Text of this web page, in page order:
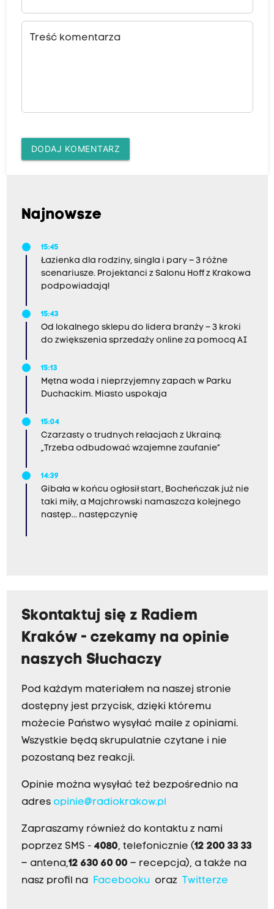
Treść komentarza
DODAJ KOMENTARZ
Najnowsze
15:45
Łazienka dla rodziny, singla i pary – 3 różne
scenariusze. Projektanci z Salonu Hoff z Krakowa
podpowiadają!
15:43
Od lokalnego sklepu do lidera branży – 3 kroki
do zwiększenia sprzedaży online za pomocą AI
15:13
Mętna woda i nieprzyjemny zapach w Parku
Duchackim. Miasto uspokaja
15:04
Czarzasty o trudnych relacjach z Ukrainą:
„Trzeba odbudować wzajemne zaufanie”
14:39
Gibała w końcu ogłosił start, Bocheńczak już nie
taki miły, a Majchrowski namaszcza kolejnego
następ... następczynię
Skontaktuj się z Radiem
Kraków - czekamy na opinie
naszych Słuchaczy
Pod każdym materiałem na naszej stronie
dostępny jest przycisk, dzięki któremu
możecie Państwo wysyłać maile z opiniami.
Wszystkie będą skrupulatnie czytane i nie
pozostaną bez reakcji.
Opinie można wysyłać też bezpośrednio na
adres opinie@radiokrakow.pl
Zapraszamy również do kontaktu z nami
poprzez SMS - 4080, telefonicznie (12 200 33 33
– antena,12 630 60 00 – recepcja), a także na
nasz profil na
Facebookuoraz Twitterze